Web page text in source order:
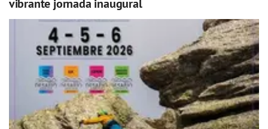
vibrante jornada inaugural